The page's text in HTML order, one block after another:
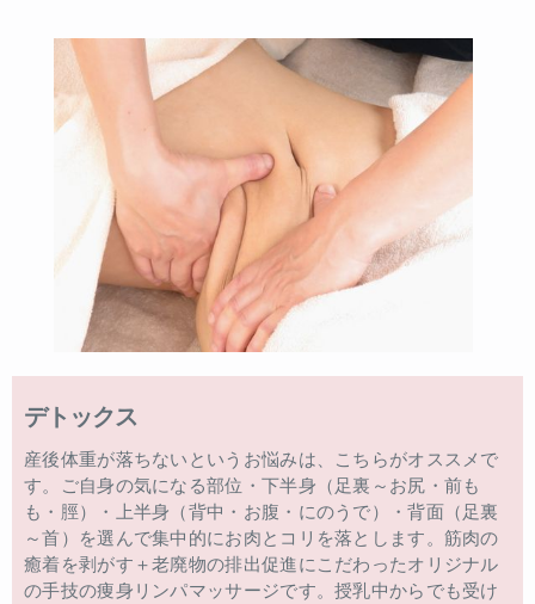
デトックス
産後体重が落ちないというお悩みは、こちらがオススメで
す。ご自身の気になる部位・下半身（足裏～お尻・前も
も・脛）・上半身（背中・お腹・にのうで）・背面（足裏
～首）を選んで集中的にお肉とコリを落とします。筋肉の
癒着を剥がす＋老廃物の排出促進にこだわったオリジナル
の手技の痩身リンパマッサージです。授乳中からでも受け